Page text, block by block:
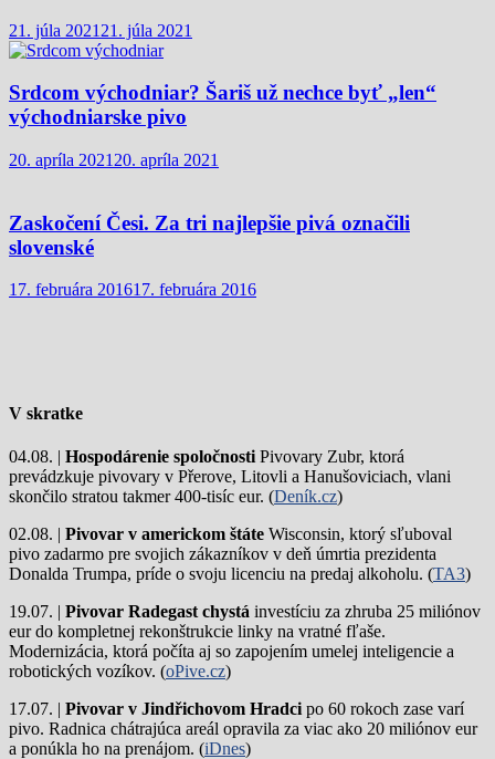
21. júla 2021 21. júla 2021
Srdcom východniar? Šariš už nechce byť „len“
východniarske pivo
20. apríla 2021 20. apríla 2021
Zaskočení Česi. Za tri najlepšie pivá označili
slovenské
17. februára 201617. februára 2016
V skratke
04.08. | Hospodárenie spoločnosti Pivovary Zubr, ktorá
prevádzkuje pivovary v Přerove, Litovli a Hanušoviciach, vlani
skončilo stratou takmer 400-tisíc eur. (Deník.cz)
02.08. | Pivovar v americkom štáte Wisconsin, ktorý sľuboval
pivo zadarmo pre svojich zákazníkov v deň úmrtia prezidenta
Donalda Trumpa, príde o svoju licenciu na predaj alkoholu. (TA3)
19.07. | Pivovar Radegast chystá investíciu za zhruba 25 miliónov
eur do kompletnej rekonštrukcie linky na vratné fľaše.
Modernizácia, ktorá počíta aj so zapojením umelej inteligencie a
robotických vozíkov. (oPive.cz)
17.07. | Pivovar v Jindřichovom Hradci po 60 rokoch zase varí
pivo. Radnica chátrajúca areál opravila za viac ako 20 miliónov eur
a ponúkla ho na prenájom. (iDnes)